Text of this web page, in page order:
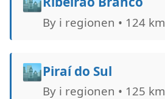
By i regionen • 124 km
🏙️Piraí do Sul
By i regionen • 125 km